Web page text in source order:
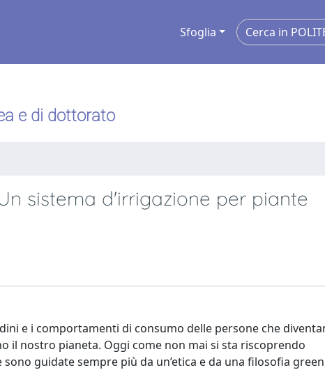
Sfoglia
e di dottorato
sistema d'irrigazione per piante
e i comportamenti di consumo delle persone che
il nostro pianeta. Oggi come non mai si sta riscoprendo
guidate sempre più da un’etica e da una filosofia